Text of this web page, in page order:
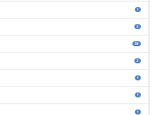
1
2
38
2
1
1
1